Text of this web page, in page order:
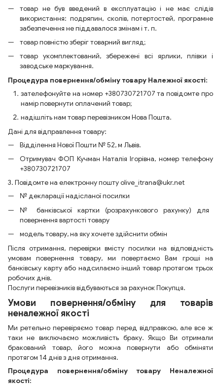
товар не був введений в експлуатацію і не має слідів
використання: подряпин, сколів, потертостей, програмне
забезпечення не піддавалося змінам і т. п.
товар повністю зберіг товарний вигляд;
товар укомплектований, збережені всі ярлики, плівки і
заводське маркування.
Процедура повернення/обміну товару Належної якості:
зателефонуйте на номер +380730721707 та повідомте про
намір повернути оплачений товар;
надішліть нам товар перевізником Нова Пошта.
Дані для відправлення товару:
Відділення Нової Пошти № 52, м Львів.
Отримувач ФОП Кучман Наталія Ігорівна, номер телефону
+380730721707
3. Повідомте на електронну пошту olive_itrana@ukr.net
№ декларації надісланої посилки
№ банківської картки (розрахункового рахунку) для
повернення вартості товару
модель товару, на яку хочете здійснити обмін
Після отримання, перевірки вмісту посилки на відповідність
умовам повернення товару, ми повертаємо Вам гроші на
банківську карту або надсилаємо інший товар протягом трьох
робочих днів.
Послуги перевізників відбуваються за рахунок Покупця.
Умови повернення/обміну для товарів
неналежної якості
Ми ретельно перевіряємо товар перед відправкою, але все ж
таки не виключаємо можливість браку. Якщо Ви отримали
бракований товар, його можна повернути або обміняти
протягом 14 днів з дня отримання.
Процедура повернення/обміну товару Неналежної
якості: